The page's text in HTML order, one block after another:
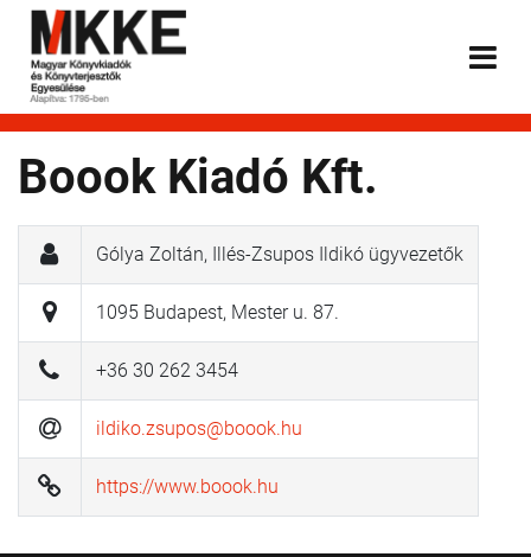
Boook Kiadó Kft.
Gólya Zoltán, Illés-Zsupos Ildikó ügyvezetők
1095 Budapest, Mester u. 87.
+36 30 262 3454
ildiko.zsupos@boook.hu
https://www.boook.hu